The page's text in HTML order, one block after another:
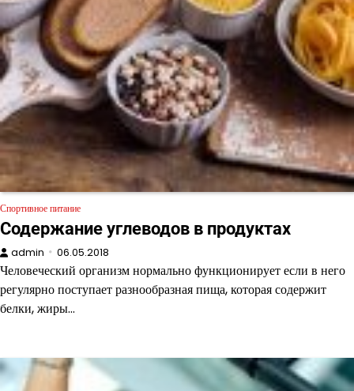
Спортивное питание
Содержание углеводов в продуктах
admin 06.05.2018
Человеческий организм нормально функционирует если в него
регулярно поступает разнообразная пища, которая содержит
белки, жиры…